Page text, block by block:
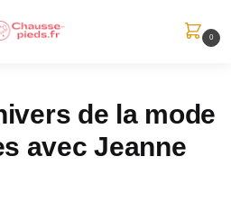
0
de la mode
avec Jeanne